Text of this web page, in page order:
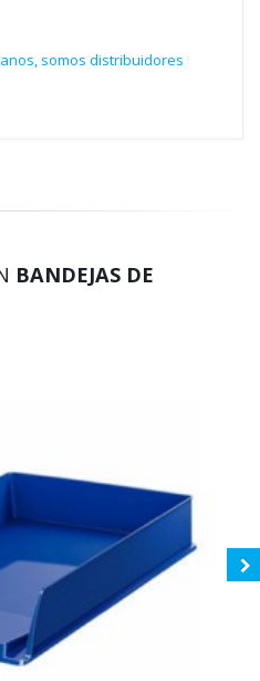
somos distribuidores
BANDEJAS DE